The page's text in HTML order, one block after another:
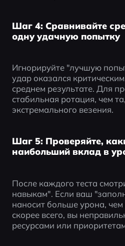
Шаг 4: Сравнивайте
одну удачную попытку
Игнорируйте "лучшую
удар оказался
среднем результате. Для
стабильная ротация, чем
экстремального везения.
Шаг 5: Проверяйте,
наибольший вклад в
После каждого теста
навыкам". Если ваш
наносит больше урона,
скорее всего, вы
ресурсами или